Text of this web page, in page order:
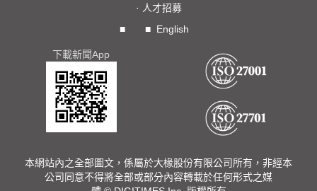
· 人才招募
■
■ English
下載新聞App
本網站內之全部圖文，係屬於大椽股份有限公司所有，非經本
公司同意不得將全部或部分內容轉載於任何形式之媒